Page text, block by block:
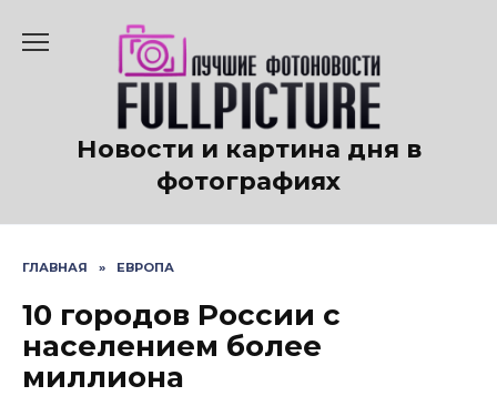
содержанию
Новости и картина дня в
фотографиях
ГЛАВНАЯ » ЕВРОПА
10 городов России с
населением более
миллиона